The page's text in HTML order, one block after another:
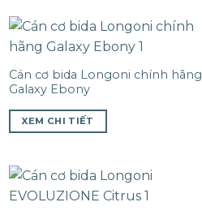
Cán cơ bida Longoni chính hãng
Galaxy Ebony
XEM CHI TIẾT